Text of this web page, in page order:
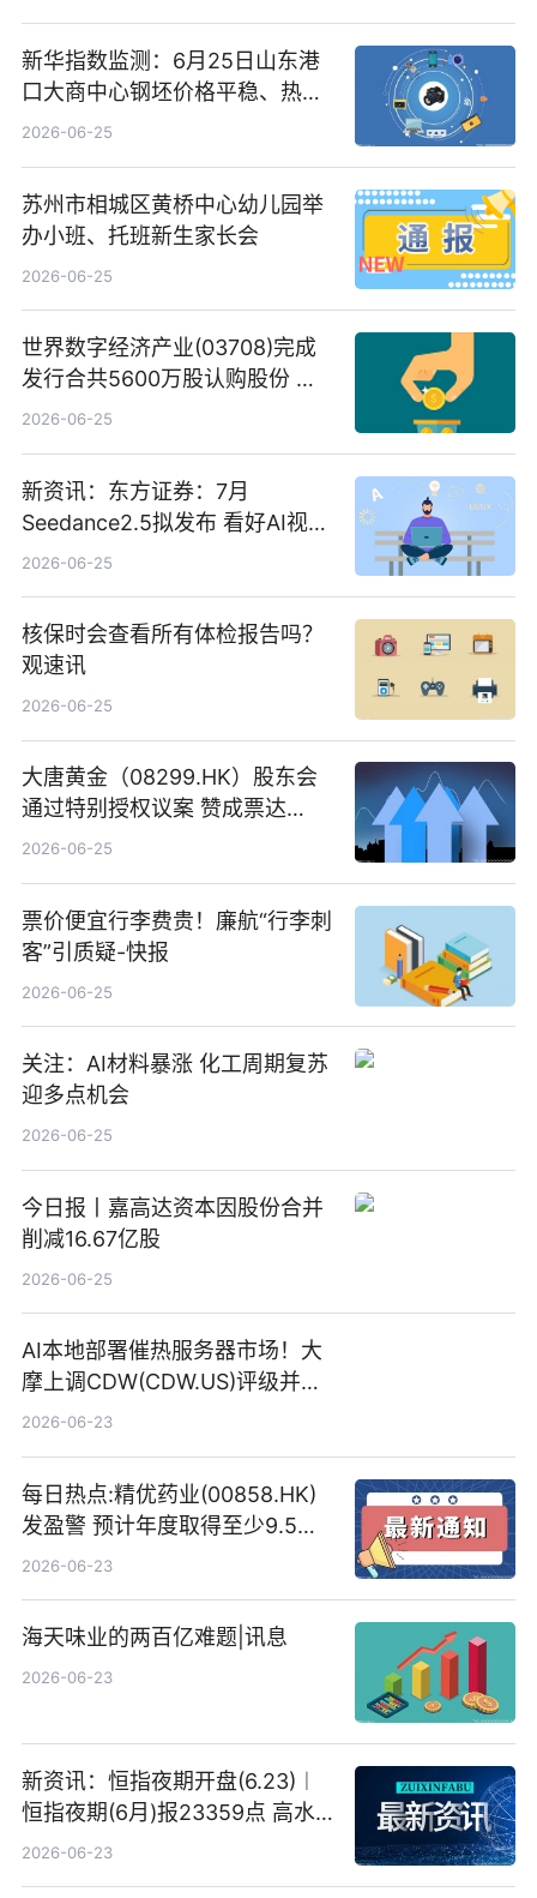
新华指数监测：6月25日山东港
口大商中心钢坯价格平稳、热轧
C料价格微幅下跌
2026-06-25
苏州市相城区黄桥中心幼儿园举
办小班、托班新生家长会
2026-06-25
世界数字经济产业(03708)完成
发行合共5600万股认购股份 净
筹约1007万港元 独家焦点
2026-06-25
新资讯：东方证券：7月
Seedance2.5拟发布 看好AI视频
创作工作流进一步提效
2026-06-25
核保时会查看所有体检报告吗？
观速讯
2026-06-25
大唐黄金（08299.HK）股东会
通过特别授权议案 赞成票达
100%_新动态
2026-06-25
票价便宜行李费贵！廉航“行李刺
客”引质疑-快报
2026-06-25
关注：AI材料暴涨 化工周期复苏
迎多点机会
2026-06-25
今日报丨嘉高达资本因股份合并
削减16.67亿股
2026-06-25
AI本地部署催热服务器市场！大
摩上调CDW(CDW.US)评级并看
高IBM(IBM.US)戴尔(DELL.US)
2026-06-23
每日热点:精优药业(00858.HK)
发盈警 预计年度取得至少9.5亿
港元的亏损 同比盈转亏
2026-06-23
海天味业的两百亿难题|讯息
2026-06-23
新资讯：恒指夜期开盘(6.23)︱
恒指夜期(6月)报23359点 高水
23点
2026-06-23